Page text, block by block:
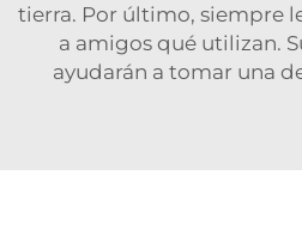
tierra. Por último, siempre
a amigos qué utilizan.
ayudarán a tomar una